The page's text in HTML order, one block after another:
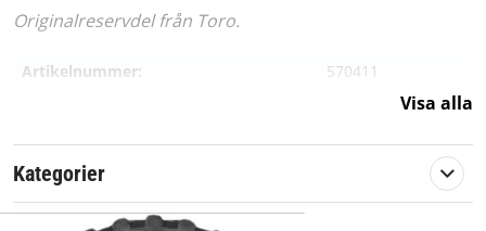
Originalreservdel från Toro.
Artikelnummer:
570411
Visa alla
Kategorier